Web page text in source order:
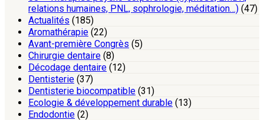
relations humaines, PNL, sophrologie, méditation…) (47)
Actualités (185)
Aromathérapie (22)
Avant-première Congrès (5)
Chirurgie dentaire (8)
Décodage dentaire (12)
Dentisterie (37)
Dentisterie biocompatible (31)
Ecologie & développement durable (13)
Endodontie (2)